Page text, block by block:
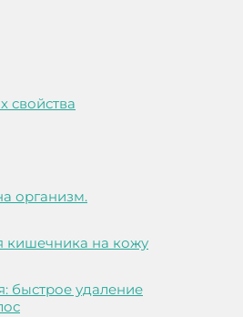
свойства
организм.
кишечника на кожу
быстрое удаление